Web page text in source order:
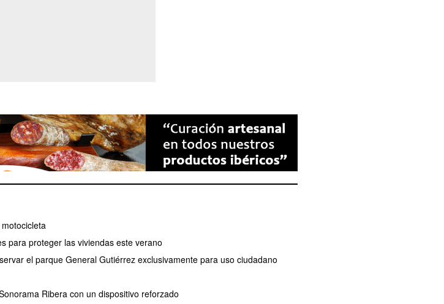
para proteger las viviendas este verano
el parque General Gutiérrez exclusivamente para uso ciudadano
Ribera con un dispositivo reforzado